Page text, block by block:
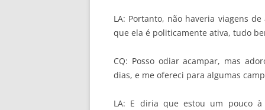
LA: Portanto, não haveria viagens
que ela é politicamente ativa, tudo
CQ: Posso odiar acampar, mas
dias, e me ofereci para algumas
LA: E diria que estou um pouco